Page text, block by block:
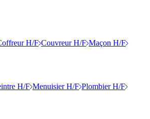
H/F Couvreur H/F Maçon H/F
H/F Menuisier H/F Plombier H/F